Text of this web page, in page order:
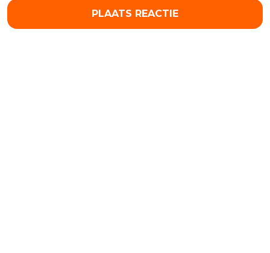
PLAATS REACTIE